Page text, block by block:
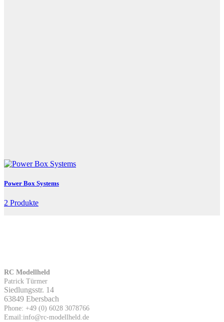
Power Box Systems
2 Produkte
RC Modellheld
Patrick Türmer
Siedlungsstr. 14
63849 Ebersbach
Phone: +49 (0) 6028 3078766
Email:info@rc-modellheld.de